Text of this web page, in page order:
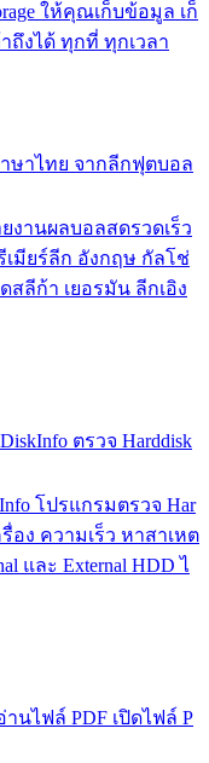
ให้คุณเก็บข้อมูล เก็
ถึงได้ ทุกที่ ทุกเวลา
าษาไทย จากลีกฟุตบอล
งานผลบอลสดรวดเร็ว
มียร์ลีก อังกฤษ กัลโช่
สลีก้า เยอรมัน ลีกเอิง
ตรวจ Harddisk
โปรแกรมตรวจ Har
อง ความเร็ว หาสาเหต
และ External HDD ไ
านไฟล์ PDF เปิดไฟล์ P